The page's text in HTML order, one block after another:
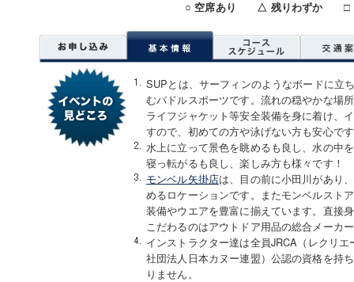
○ 空席あり △ 残りわずか □
SUPとは、サーフィンのようなボードに立
むパドルスポーツです。流れの穏やかな場
ライフジャケット等安全装備を身に着け、
すので、初めての方や泳げない方も安心で
水上に立って景色を眺めるも良し、水の中
寝っ転がるも良し、楽しみ方も様々です！
モンベル矢掛店は、目の前に小田川があり
めるロケーションです。またモンベルスト
装備やウエアを豊富に揃えています。直接
こだわるのはアウトドア用品の総合メーカ
インストラクター達は全員JRCA（レクリ
社団法人日本カヌー連盟）公認の資格を持
りません。